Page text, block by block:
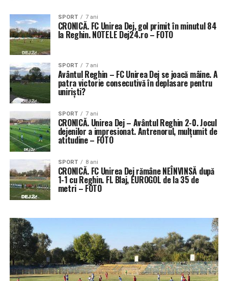
SPORT 7 ani
CRONICĂ. FC Unirea Dej, gol primit în minutul 84
la Reghin. NOTELE Dej24.ro – FOTO
SPORT 7 ani
Avântul Reghin – FC Unirea Dej se joacă mâine. A
patra victorie consecutivă în deplasare pentru
uniriști?
SPORT 7 ani
CRONICĂ. Unirea Dej – Avântul Reghin 2-0. Jocul
dejenilor a impresionat. Antrenorul, mulțumit de
atitudine – FOTO
SPORT 8 ani
CRONICĂ. FC Unirea Dej rămâne NEÎNVINSĂ după
1-1 cu Reghin. Fl. Blaj, EUROGOL de la 35 de
metri – FOTO